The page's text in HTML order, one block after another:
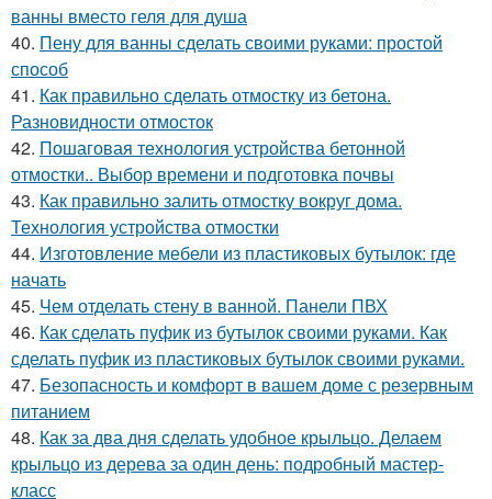
ванны вместо геля для душа
40. Пену для ванны сделать своими руками: простой
способ
41. Как правильно сделать отмостку из бетона.
Разновидности отмосток
42. Пошаговая технология устройства бетонной
отмостки.. Выбор времени и подготовка почвы
43. Как правильно залить отмостку вокруг дома.
Технология устройства отмостки
44. Изготовление мебели из пластиковых бутылок: где
начать
45. Чем отделать стену в ванной. Панели ПВХ
46. Как сделать пуфик из бутылок своими руками. Как
сделать пуфик из пластиковых бутылок своими руками.
47. Безопасность и комфорт в вашем доме с резервным
питанием
48. Как за два дня сделать удобное крыльцо. Делаем
крыльцо из дерева за один день: подробный мастер-
класс